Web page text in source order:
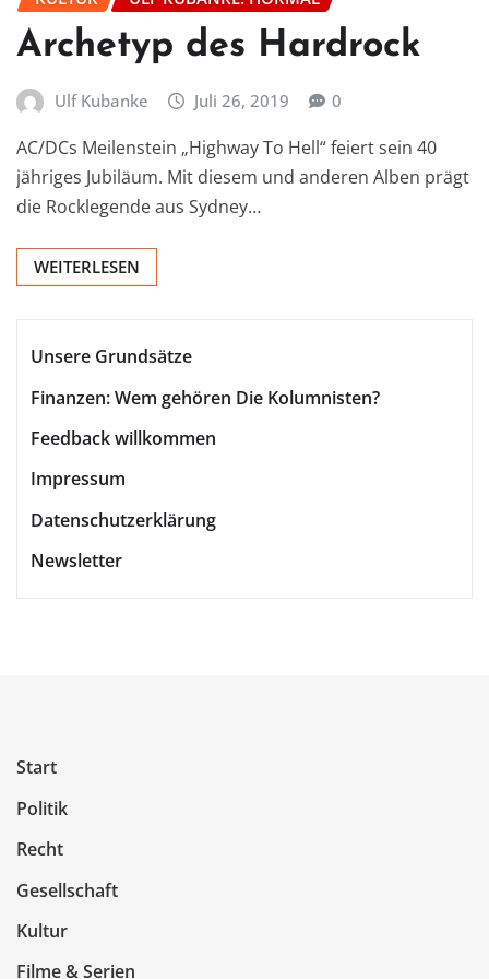
Archetyp des Hardrock
Ulf Kubanke Juli 26, 2019 0
AC/DCs Meilenstein „Highway To Hell“ feiert sein 40
jähriges Jubiläum. Mit diesem und anderen Alben prägt
die Rocklegende aus Sydney…
WEITERLESEN
Unsere Grundsätze
Finanzen: Wem gehören Die Kolumnisten?
Feedback willkommen
Impressum
Datenschutzerklärung
Newsletter
Start
Politik
Recht
Gesellschaft
Kultur
Filme & Serien